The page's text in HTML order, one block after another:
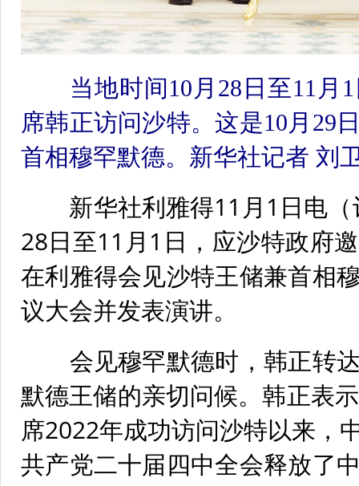
当地时间10月28日至11月
席韩正访问沙特。这是10月29
首相穆罕默德。新华社记者 刘
新华社利雅得11月1日电（
28日至11月1日，应沙特政府
在利雅得会见沙特王储兼首相
议大会并发表演讲。
会见穆罕默德时，韩正转达
默德王储的亲切问候。韩正表
席2022年成功访问沙特以来，
共产党二十届四中全会释放了